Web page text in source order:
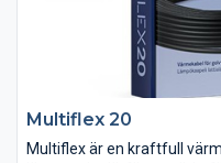
Multiflex 20
Multiflex är en kraftfull